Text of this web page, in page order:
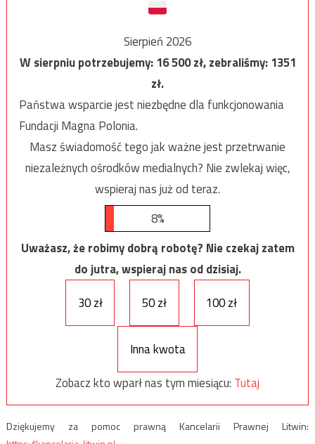
Sierpień 2026
W sierpniu potrzebujemy:16 500zł, zebraliśmy:1351
zł.
Państwa wsparcie jest niezbędne dla funkcjonowania
Fundacji Magna Polonia.
Masz świadomość tego jak ważne jest przetrwanie
niezależnych ośrodków medialnych? Nie zwlekaj więc,
wspieraj nas już od teraz.
8%
Uważasz, że robimy dobrą robotę? Nie czekaj zatem
do jutra, wspieraj nas od dzisiaj.
30 zł
50 zł 100 zł
Inna kwota
Zobacz kto wparł nas tym miesiącu: Tutaj
Dziękujemy za pomoc prawną Kancelarii Prawnej Litwin: